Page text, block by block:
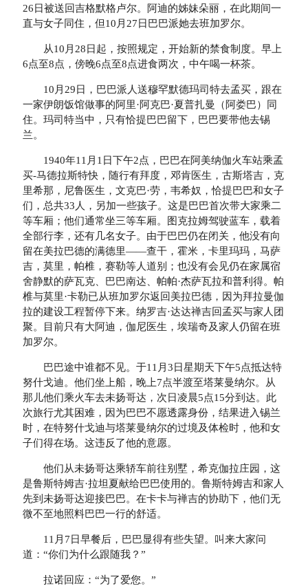
26日被送回吉格默格卢尔。阿迪的姊妹朵丽，在此期间一
直与女子同住，但10月27日巴巴派她去班加罗尔。
从10月28日起，按照规定，开始新的禁食制度。早上
6点至8点，傍晚6点至8点进食两次，中午喝一杯茶。
10月29日，巴巴派人送穆罕默德玛司特去孟买，跟在
一家伊朗饭馆做事的阿里·阿克巴·夏普扎曼（阿娄巴）同
住。玛司特当中，只有恰提巴巴留下，巴巴要带他去锡
兰。
1940年11月1日下午2点，巴巴在阿美纳伽火车站乘孟
买-马德拉斯特快，随行有拜度，邓肯医生，古斯塔吉，克
里希那，尼鲁医生，文克巴·劳，韦希奴，恰提巴巴和女子
们，总共33人，另加一些孩子。这是巴巴首次带大家乘二
等车厢；他们通常坐三等车厢。图克拉姆驾驶蓝车，载着
全部行李，还有几名女子。由于巴巴仍在闭关，他没有向
留在美拉巴德的满德里——查干，霍米，卡里玛玛，马萨
吉，莫里，帕椎，赛勒等人道别；也没有会见仍在家属宿
舍静默的萨瓦克、巴巴南达、帕帕·杰萨瓦拉和普利得。帕
椎与莫里·卡勒已从班加罗尔返回美拉巴德，因为拜拉曼伽
拉的建设工程暂停下来。纳罗吉·达达禅吉回孟买与家人团
聚。目前只有大阿迪，伽尼医生，埃瑞奇及家人仍留在班
加罗尔。
巴巴途中谁都不见。于11月3日星期天下午5点抵达特
努什戈迪。他们坐上船，晚上7点半渡至塔莱曼纳尔。从
那儿他们乘火车去未扬哥达，次日凌晨5点15分到达。此
次旅行尤其困难，因为巴巴不愿透露身份，结果进入锡兰
时，在特努什戈迪与塔莱曼纳尔的过境及体检时，他和女
子们得在场。这违反了他的意愿。
他们从未扬哥达乘轿车前往别墅，希克伽拉庄园，这
是鲁斯特姆吉·拉坦夏献给巴巴使用的。鲁斯特姆吉和家人
先到未扬哥达迎接巴巴。在卡卡与禅吉的协助下，他们无
微不至地照料巴巴一行的舒适。
11月7日早餐后，巴巴显得有些失望。叫来大家问
道：“你们为什么跟随我？”
拉诺回应：“为了爱您。”